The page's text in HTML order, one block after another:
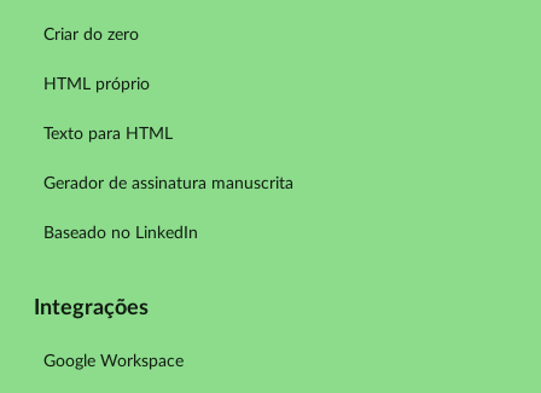
Criar do zero
HTML próprio
Texto para HTML
Gerador de assinatura manuscrita
Baseado no LinkedIn
Integrações
Google Workspace